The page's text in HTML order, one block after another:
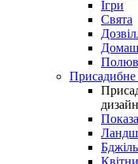
Ігри
Свята
Присадибне
дизайн